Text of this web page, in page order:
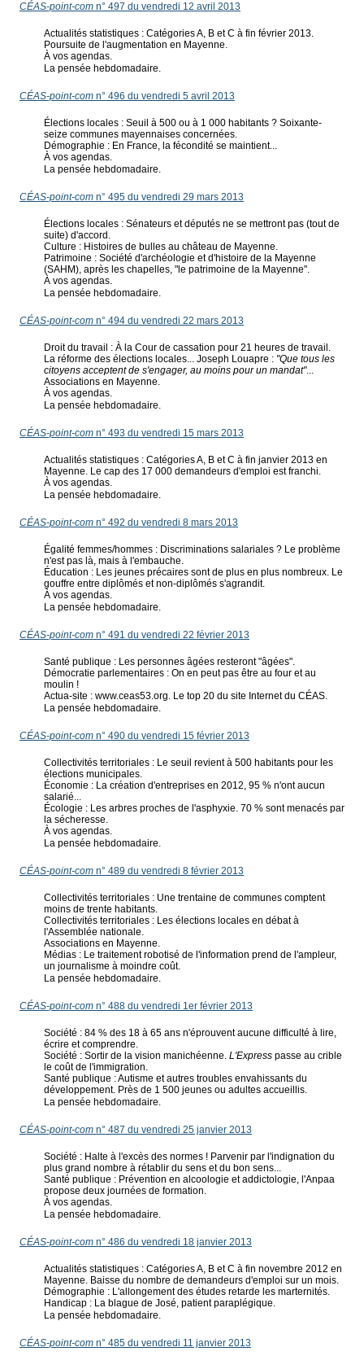
CÉAS-point-comn° 497 du vendredi 12 avril 2013
Actualités statistiques : Catégories A, B et C à fin février 2013.
Poursuite de l'augmentation en Mayenne.
À vos agendas.
La pensée hebdomadaire.
CÉAS-point-comn° 496 du vendredi 5 avril 2013
Élections locales : Seuil à 500 ou à 1 000 habitants ? Soixante-
seize communes mayennaises concernées.
Démographie : En France, la fécondité se maintient...
À vos agendas.
La pensée hebdomadaire.
CÉAS-point-comn° 495 du vendredi 29 mars 2013
Élections locales : Sénateurs et députés ne se mettront pas (tout de
suite) d'accord.
Culture : Histoires de bulles au château de Mayenne.
Patrimoine : Société d'archéologie et d'histoire de la Mayenne
(SAHM), après les chapelles, "le patrimoine de la Mayenne".
À vos agendas.
La pensée hebdomadaire.
CÉAS-point-comn° 494 du vendredi 22 mars 2013
Droit du travail : À la Cour de cassation pour 21 heures de travail.
La réforme des élections locales... Joseph Louapre : "Que tous les
citoyens acceptent de s'engager, au moins pour un mandat"...
Associations en Mayenne.
À vos agendas.
La pensée hebdomadaire.
CÉAS-point-comn° 493 du vendredi 15 mars 2013
Actualités statistiques : Catégories A, B et C à fin janvier 2013 en
Mayenne. Le cap des 17 000 demandeurs d'emploi est franchi.
À vos agendas.
La pensée hebdomadaire.
CÉAS-point-comn° 492 du vendredi 8 mars 2013
Égalité femmes/hommes : Discriminations salariales ? Le problème
n'est pas là, mais à l'embauche.
Éducation : Les jeunes précaires sont de plus en plus nombreux. Le
gouffre entre diplômés et non-diplômés s'agrandit.
À vos agendas.
La pensée hebdomadaire.
CÉAS-point-comn° 491 du vendredi 22 février 2013
Santé publique : Les personnes âgées resteront "âgées".
Démocratie parlementaires : On en peut pas être au four et au
moulin !
Actua-site : www.ceas53.org. Le top 20 du site Internet du CÉAS.
La pensée hebdomadaire.
CÉAS-point-comn° 490 du vendredi 15 février 2013
Collectivités territoriales : Le seuil revient à 500 habitants pour les
élections municipales.
Économie : La création d'entreprises en 2012, 95 % n'ont aucun
salarié...
Écologie : Les arbres proches de l'asphyxie. 70 % sont menacés par
la sécheresse.
À vos agendas.
La pensée hebdomadaire.
CÉAS-point-comn° 489 du vendredi 8 février 2013
Collectivités territoriales : Une trentaine de communes comptent
moins de trente habitants.
Collectivités territoriales : Les élections locales en débat à
l'Assemblée nationale.
Associations en Mayenne.
Médias : Le traitement robotisé de l'information prend de l'ampleur,
un journalisme à moindre coût.
La pensée hebdomadaire.
CÉAS-point-comn° 488 du vendredi 1er février 2013
Société : 84 % des 18 à 65 ans n'éprouvent aucune difficulté à lire,
écrire et comprendre.
Société : Sortir de la vision manichéenne. L'Expresspasse au crible
le coût de l'immigration.
Santé publique : Autisme et autres troubles envahissants du
développement. Près de 1 500 jeunes ou adultes accueillis.
La pensée hebdomadaire.
CÉAS-point-comn° 487 du vendredi 25 janvier 2013
Société : Halte à l'excès des normes ! Parvenir par l'indignation du
plus grand nombre à rétablir du sens et du bon sens...
Santé publique : Prévention en alcoologie et addictologie, l'Anpaa
propose deux journées de formation.
À vos agendas.
La pensée hebdomadaire.
CÉAS-point-comn° 486 du vendredi 18 janvier 2013
Actualités statistiques : Catégories A, B et C à fin novembre 2012 en
Mayenne. Baisse du nombre de demandeurs d'emploi sur un mois.
Démographie : L'allongement des études retarde les marternités.
Handicap : La blague de José, patient paraplégique.
La pensée hebdomadaire.
CÉAS-point-comn° 485 du vendredi 11 janvier 2013